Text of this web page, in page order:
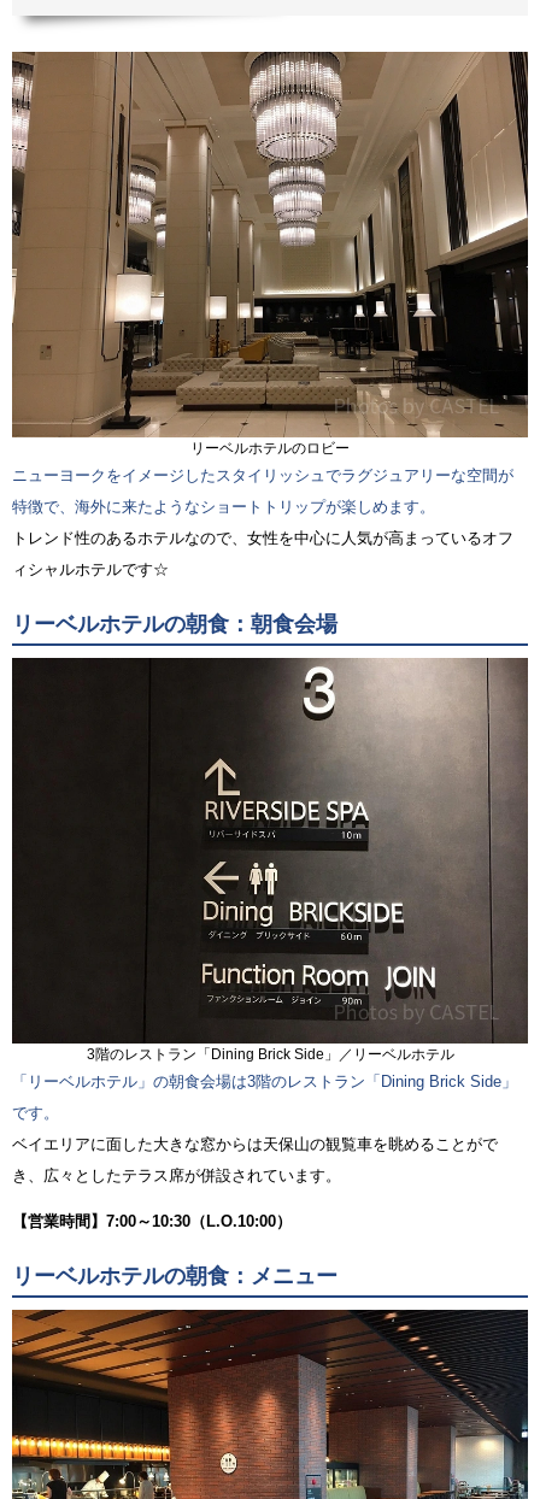
リーベルホテルのロビー
ニューヨークをイメージしたスタイリッシュでラグジュアリーな空間が
特徴で、海外に来たようなショートトリップが楽しめます。
トレンド性のあるホテルなので、女性を中心に人気が高まっているオフ
ィシャルホテルです☆
リーベルホテルの朝食：朝食会場
3階のレストラン「Dining Brick Side」／リーベルホテル
「リーベルホテル」の朝食会場は3階のレストラン「Dining Brick Side」
です。
ベイエリアに面した大きな窓からは天保山の観覧車を眺めることがで
き、広々としたテラス席が併設されています。
【営業時間】7:00～10:30（L.O.10:00）
リーベルホテルの朝食：メニュー